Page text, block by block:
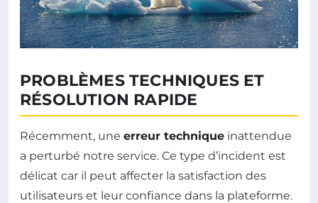
PROBLÈMES TECHNIQUES ET
RÉSOLUTION RAPIDE
Récemment, une erreur technique inattendue
a perturbé notre service. Ce type d’incident est
délicat car il peut affecter la satisfaction des
utilisateurs et leur confiance dans la plateforme.